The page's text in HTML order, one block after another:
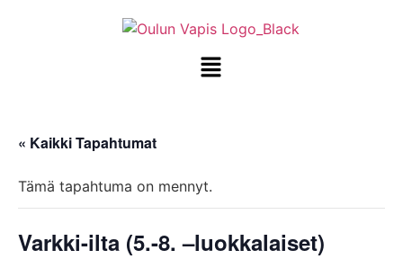
« Kaikki Tapahtumat
Tämä tapahtuma on mennyt.
Varkki-ilta (5.-8. –luokkalaiset)